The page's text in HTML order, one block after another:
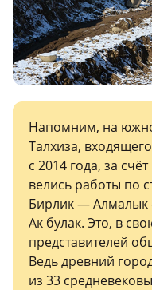
Напомним, на
Талхиза,
с 2014 года, за
велись работы по
Бирлик —
Ак булак. Это, в
представителей
Ведь древний
из 33